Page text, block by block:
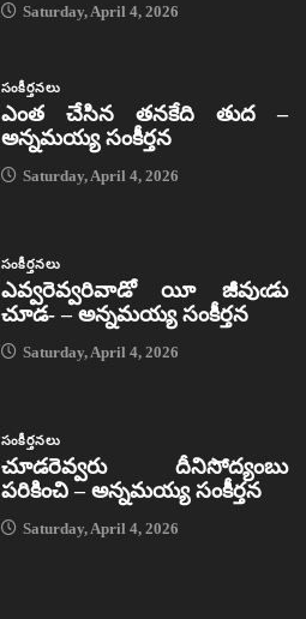
Saturday, April 4, 2026
సంకీర్తనలు
ఎంత చేసిన తనకేది తుద –
అన్నమయ్య సంకీర్తన
Saturday, April 4, 2026
సంకీర్తనలు
ఎవ్వరెవ్వరివాడో యీ జీవుఁడు
చూడ- – అన్నమయ్య సంకీర్తన
Saturday, April 4, 2026
సంకీర్తనలు
చూడరెవ్వరు దీనిసోద్యంబు
పరికించి – అన్నమయ్య సంకీర్తన
Saturday, April 4, 2026